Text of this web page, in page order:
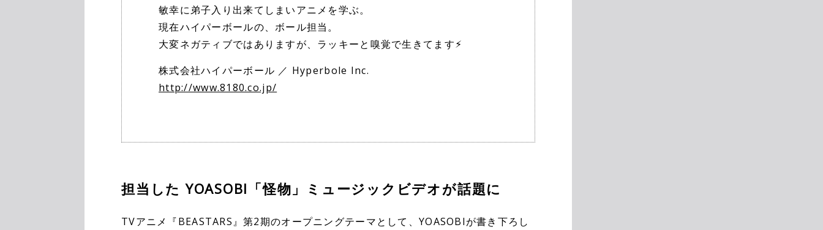
敏幸に弟子入り出来てしまいアニメを学ぶ。
現在ハイパーボールの、ボール担当。
大変ネガティブではありますが、ラッキーと嗅覚で生きてます⚡︎
株式会社ハイパーボール ／ Hyperbole Inc.
http://www.8180.co.jp/
担当した YOASOBI「怪物」ミュージックビデオが話題に
TVアニメ『BEASTARS』第2期のオープニングテーマとして、YOASOBIが書き下ろし